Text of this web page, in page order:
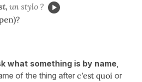
un stylo ?
what something is by name,
of the thing after c'est quoi or